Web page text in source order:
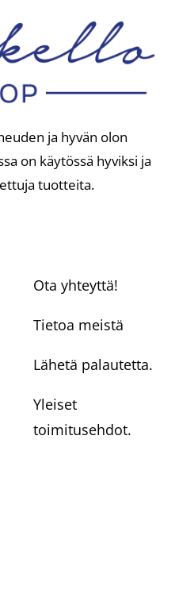
ja hyvän olon
on käytössä hyviksi ja
tuotteita.
Ota yhteyttä!
Tietoa meistä
Lähetä palautetta.
Yleiset
toimitusehdot.